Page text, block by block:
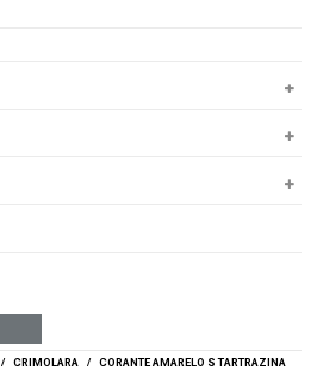
/ CRIMOLARA /
CORANTE AMARELO S TARTRAZINA